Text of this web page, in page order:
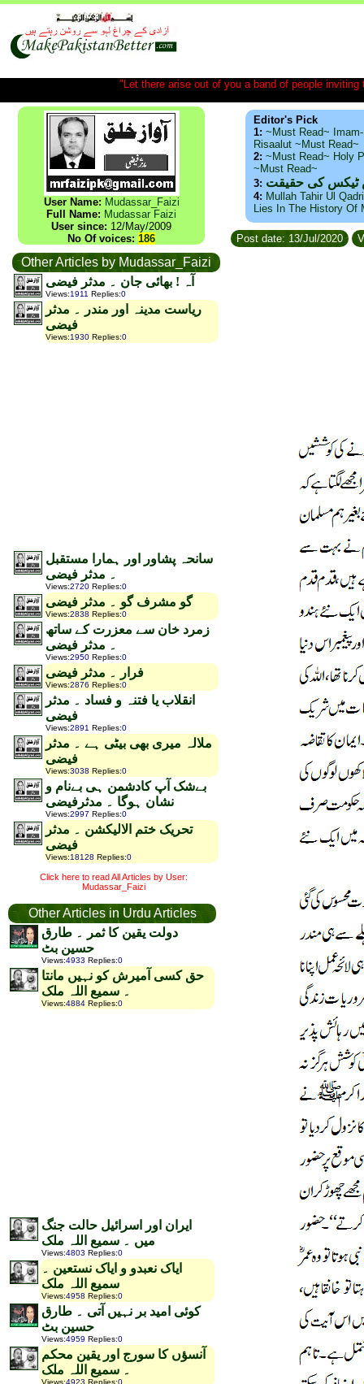
"Let there arise out of you a band of people
User Name: Mudassar_Faizi
Full Name: Mudassar Faizi
User since: 12/May/2009
No Of voices: 186
Other Articles by Mudassar_Faizi
آہ ! بھائی جان ۔ مدثر فیضی
Views:1911 Replies:0
ریاست مدینہ اور مندر ۔ مدثر
فیضی
Views:1930 Replies:0
سانحہ پشاور اور ہمارا مستقبل
۔ مدثر فیضی
Views:2720 Replies:0
گو مشرف گو ۔ مدثر فیضی
Views:2838 Replies:0
زمرد خان سے معزرت کے ساتھ
۔ مدثر فیضی
Views:2950 Replies:0
فرار ۔ مدثر فیضی
Views:2876 Replies:0
انقلاب یا فتنہ و فساد ۔ مدثر
فیضی
Views:2891 Replies:0
ملالہ میری بھی بیٹی ہے ۔ مدثر
فیضی
Views:3038 Replies:0
بےشک آپ کادشمن ہی بےنام و
نشان ہوگا ۔ مدثرفیضی
Views:2997 Replies:0
تحریک ختم الالیکشن ۔ مدثر
فیضی
Views:18128 Replies:0
Click here to read All Articles by User:
Mudassar_Faizi
Other Articles in Urdu Articles
دولت یقین کا ثمر ۔ طارق
حسین بٹ
Views:4933 Replies:0
حق کسی آمیرش کو نہیں مانتا
۔ سمیع اللہ ملک
Views:4884 Replies:0
ایران اور اسرائیل حالت جنگ
میں ۔ سمیع اللہ ملک
Views:4803 Replies:0
ایاک نعبدو و ایاک نستعین ۔
سمیع اللہ ملک
Views:4958 Replies:0
کوئی امید بر نہیں آتی ۔ طارق
حسین بٹ
Views:4959 Replies:0
آنسؤں کا سورج اور یقین محکم
۔ سمیع اللہ ملک
Editor's Pick
1: ~Must Read~
Risaalut ~Must Read~
2: ~Must Read~ Holy
~Must Read~
3: ٹیکس کی حقیقت
4: Mullah Tahir Ul
Lies In The History Of
Post date: 13/Jul/2020